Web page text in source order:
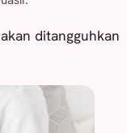
ditangguhkan